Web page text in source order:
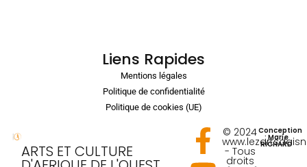
ARTS ET CULTURE
© 2024
- Tous
droits
Conception
: Marie
RICHARD
Liens Rapides
Mentions légales
Politique de confidentialité
Politique de cookies (UE)